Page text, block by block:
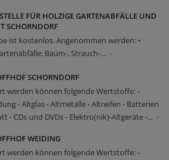
FÜR HOLZIGE GARTENABFÄLLE UND
SCHORNDORF
ist kostenlos. Angenommen werden: •
Baum-, Strauch-... »
SCHORNDORF
werden können folgende Wertstoffe: -
- Altglas - Altmetalle - Altreifen - Batterien
- CDs und DVDs - Elektro(nik)-Altgeräte -... »
WEIDING
werden können folgende Wertstoffe: -